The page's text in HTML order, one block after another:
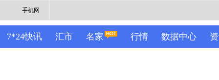
手机网
7*24快讯 汇市 名家 行情 数据中心